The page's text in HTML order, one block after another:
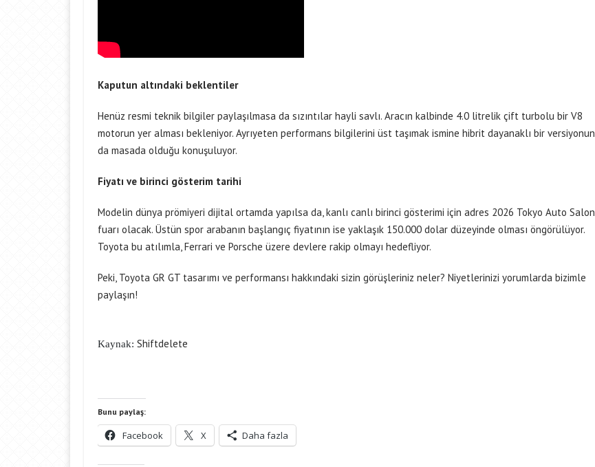
Kaputun altındaki beklentiler
Henüz resmi teknik bilgiler paylaşılmasa da sızıntılar hayli savlı. Aracın kalbinde 4.0 litrelik çift turbolu bir V8
motorun yer alması bekleniyor. Ayrıyeten performans bilgilerini üst taşımak ismine hibrit dayanaklı bir versiyonun
da masada olduğu konuşuluyor.
Fiyatı ve birinci gösterim tarihi
Modelin dünya prömiyeri dijital ortamda yapılsa da, kanlı canlı birinci gösterimi için adres 2026 Tokyo Auto Salon
fuarı olacak. Üstün spor arabanın başlangıç fiyatının ise yaklaşık 150.000 dolar düzeyinde olması öngörülüyor.
Toyota bu atılımla, Ferrari ve Porsche üzere devlere rakip olmayı hedefliyor.
Peki, Toyota GR GT tasarımı ve performansı hakkındaki sizin görüşleriniz neler? Niyetlerinizi yorumlarda bizimle
paylaşın!
Kaynak: Shiftdelete
Bunu paylaş:
Facebook X Daha fazla